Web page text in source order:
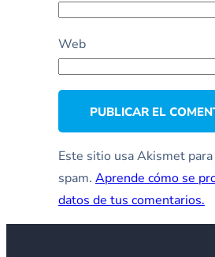
Web
Este sitio usa Akismet
spam. Aprende cómo se
datos de tus comentarios.